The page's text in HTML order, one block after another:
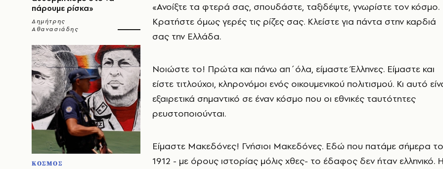
πάρουμε ρίσκα»
Δημήτρης
Αθανασιάδης
ΚΟΣΜΟΣ
«Ανοίξτε τα φτερά σας, σπουδάστε, ταξιδέψτε, γνωρίστε τον κόσμο.
Κρατήστε όμως γερές τις ρίζες σας. Κλείστε για πάντα στην καρδιά
σας την Ελλάδα.
Νοιώστε το! Πρώτα και πάνω απ΄όλα, είμαστε Έλληνες. Είμαστε και
είστε τιτλούχοι, κληρονόμοι ενός οικουμενικού πολιτισμού. Κι αυτό
εξαιρετικά σημαντικό σε έναν κόσμο που οι εθνικές ταυτότητες
ρευστοποιούνται.
Είμαστε Μακεδόνες! Γνήσιοι Μακεδόνες. Εδώ που πατάμε σήμερα το
1912 - με όρους ιστορίας μόλις χθες- το έδαφος δεν ήταν ελληνικό.